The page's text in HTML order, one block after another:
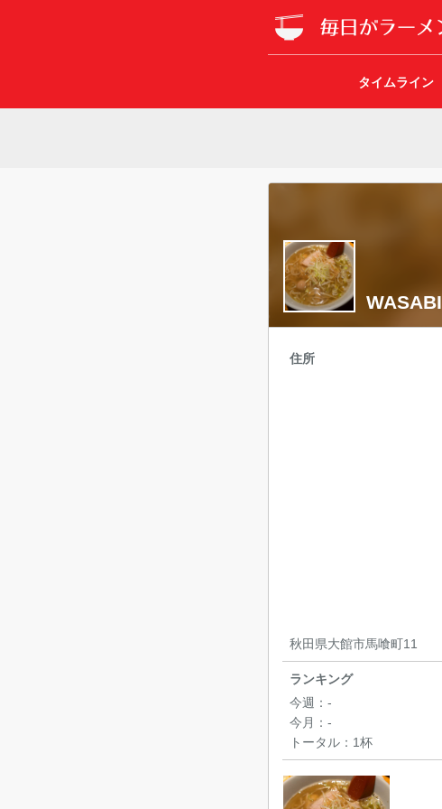
タイムライン
WASABI
住所
秋田県大館市馬喰町11
ランキング
今週： -
今月： -
トータル： 1杯